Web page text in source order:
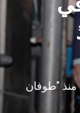
منذ "طوفان